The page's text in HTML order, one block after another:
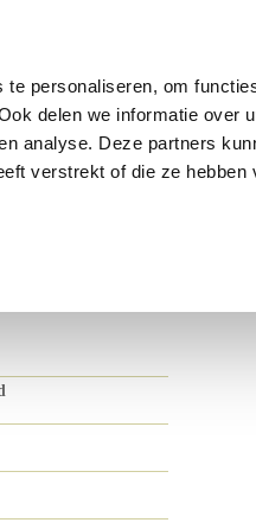
personaliseren, om
delen we informatie over
analyse. Deze partners
verstrekt of die ze hebben